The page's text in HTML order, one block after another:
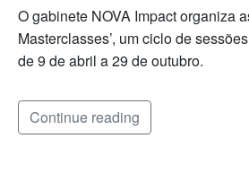
O gabinete NOVA Impact organiza
Masterclasses’, um ciclo de
de 9 de abril a 29 de outubro.
Continue reading